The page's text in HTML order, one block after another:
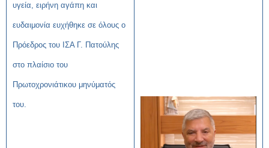
υγεία, ειρήνη αγάπη και
ευδαιμονία ευχήθηκε σε όλους ο
Πρόεδρος του ΙΣΑ Γ. Πατούλης
στο πλαίσιο του
Πρωτοχρονιάτικου μηνύματός
του.